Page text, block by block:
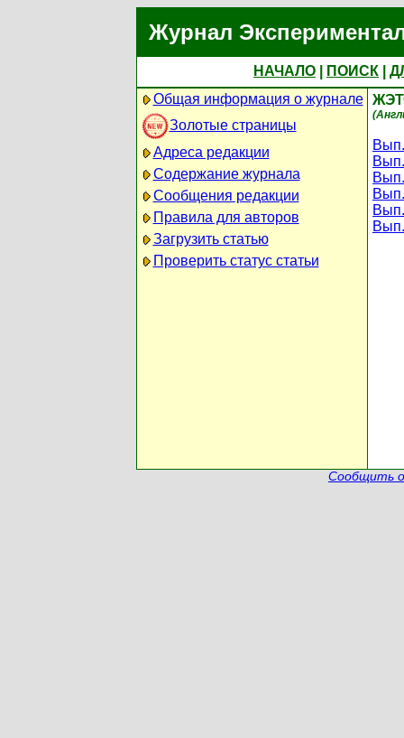
Журнал
НАЧАЛО ПОИСК
Общая информация о журнале
Золотые страницы
Адреса редакции
Содержание журнала
Сообщения редакции
Правила для авторов
Загрузить статью
Проверить статус статьи
Сообщить о